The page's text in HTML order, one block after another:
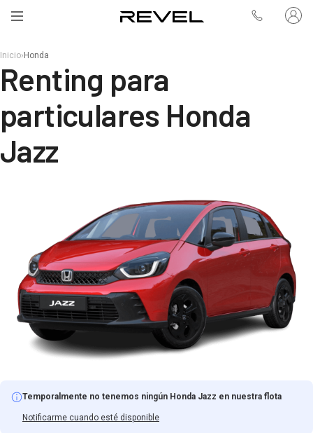
Inicio› Honda
Renting para
particulares Honda
Jazz
Temporalmente no tenemos ningún Honda Jazz en nuestra flota
Notificarme cuando esté disponible